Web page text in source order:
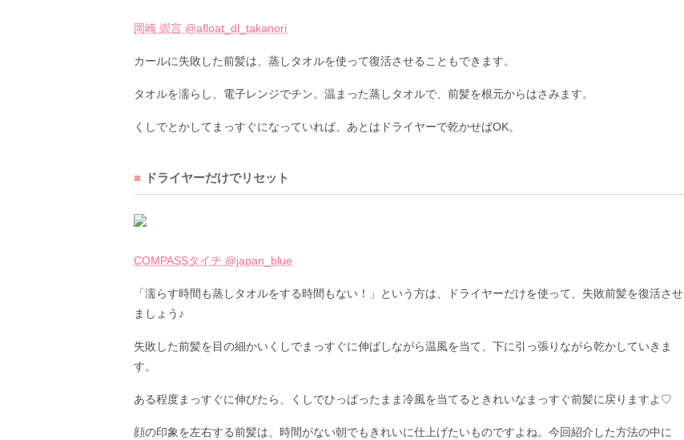
岡崎 崇言 @afloat_dl_takanori
カールに失敗した前髪は、蒸しタオルを使って復活させることもできます。
タオルを濡らし、電子レンジでチン。温まった蒸しタオルで、前髪を根元からはさみます。
くしでとかしてまっすぐになっていれば、あとはドライヤーで乾かせばOK。
ドライヤーだけでリセット
COMPASSタイチ @japan_blue
「濡らす時間も蒸しタオルをする時間もない！」という方は、ドライヤーだけを使って、失敗前髪を復活させ
ましょう♪
失敗した前髪を目の細かいくしでまっすぐに伸ばしながら温風を当て、下に引っ張りながら乾かしていきま
す。
ある程度まっすぐに伸びたら、くしでひっぱったまま冷風を当てるときれいなまっすぐ前髪に戻りますよ♡
顔の印象を左右する前髪は、時間がない朝でもきれいに仕上げたいものですよね。今回紹介した方法の中に